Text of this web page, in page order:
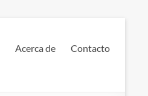
Acerca de Contacto